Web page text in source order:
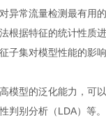
异常流量检测最有用
根据特征的统计性质
子集对模型性能的影
模型的泛化能力，可
判别分析（LDA）等。